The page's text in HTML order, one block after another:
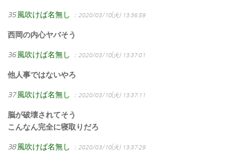
35 風吹けば名無し ：2020/03/10(火) 13:36:59
西岡の内心ヤバそう
36 風吹けば名無し ：2020/03/10(火) 13:37:01
他人事ではないやろ
37 風吹けば名無し ：2020/03/10(火) 13:37:11
脳が破壊されてそう
こんなん完全に寝取りだろ
38 風吹けば名無し ：2020/03/10(火) 13:37:29